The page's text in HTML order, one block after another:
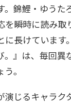
。錦鯉・ゆうた
瞬時に読み取
に長けています
。』は、毎回異
。
演じるキャラク